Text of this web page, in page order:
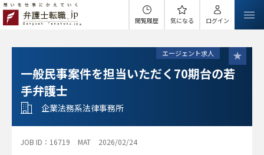
閲覧履歴 気になる ログイン
エージェント求人
一般民事案件を担当いただく70期台の若
手弁護士
企業法務系法律事務所
JOB ID：16719 MAT 2026/02/24